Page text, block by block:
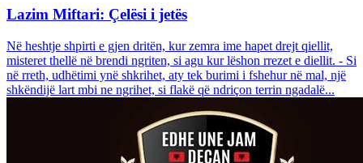
Lazim Miftari: Çelësi i jetës
Në heshtje shpirti e gjen dritën, kur zemra ime hapet drejt qiellit,
misteret thellë në brendi ngriten, si agu kur lëshon rrezet e diellit. - Si
në rreth, udhëtimi ynë shkrihet, aty tek burimi i fshehur në mal, një
shkëndijë lart mbi ne ngrihet, si flakë që ndriçon terrin ngadalë...